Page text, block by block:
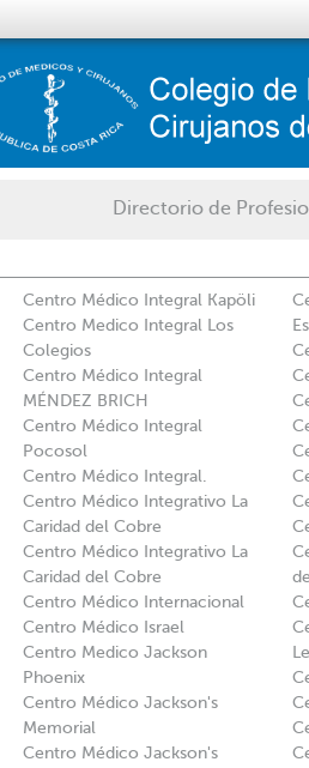
Directorio de
Centro Médico Integral Kapöli
Centro Medico Integral Los
Colegios
Centro Médico Integral
MÉNDEZ BRICH
Centro Médico Integral
Pocosol
Centro Médico Integral.
Centro Médico Integrativo La
Caridad del Cobre
Centro Médico Integrativo La
Caridad del Cobre
Centro Médico Internacional
Centro Médico Israel
Centro Medico Jackson
Phoenix
Centro Médico Jackson's
Memorial
Centro Médico Jackson's